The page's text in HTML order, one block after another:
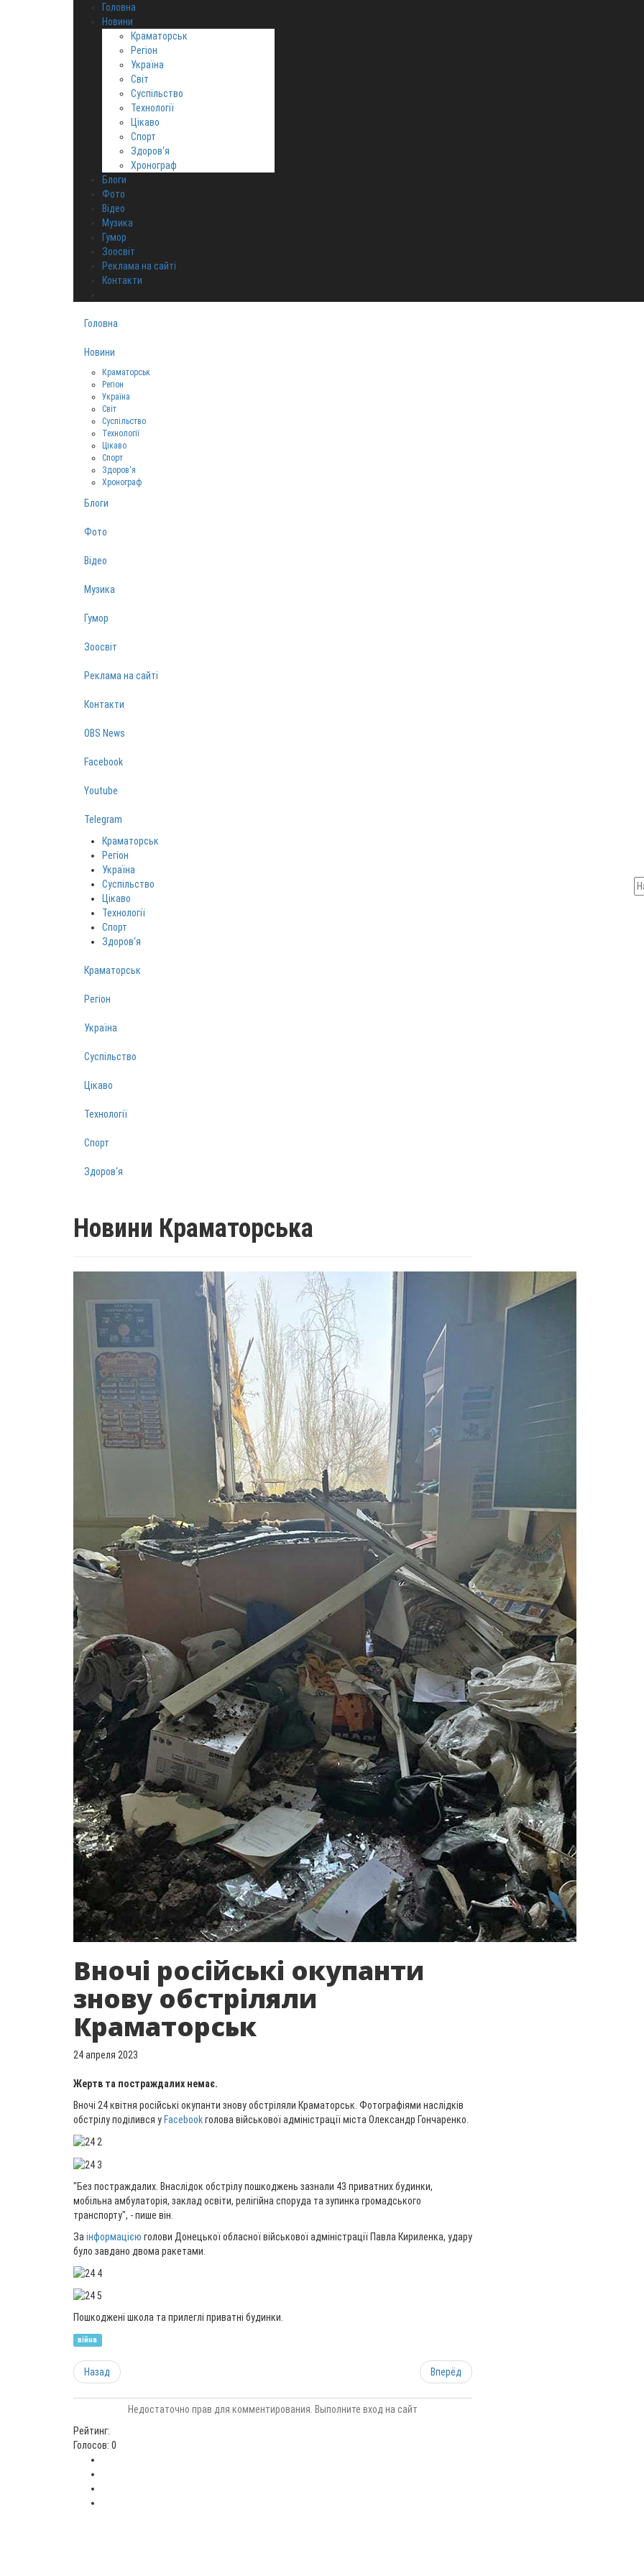
Головна
Новини
Краматорськ
Регіон
Україна
Світ
Суспільство
Технології
Цікаво
Спорт
Здоров‘я
Хронограф
Блоги
Фото
Відео
Музика
Гумор
Зоосвіт
Реклама на сайті
Контакти
Головна
Новини
Краматорськ
Регіон
Україна
Світ
Суспільство
Технології
Цікаво
Спорт
Здоров‘я
Хронограф
Блоги
Фото
Відео
Музика
Гумор
Зоосвіт
Реклама на сайті
Контакти
OBS News
Facebook
Youtube
Telegram
Краматорськ
Регіон
Україна
Суспільство
Цікаво
Технології
Спорт
Здоров‘я
Краматорськ
Регіон
Україна
Суспільство
Цікаво
Технології
Спорт
Здоров‘я
Новини Краматорська
Вночі російські окупанти
знову обстріляли
Краматорськ
24 апреля 2023
Жертв та постраждалих немає.
Вночі 24 квітня російські окупанти знову обстріляли Краматорськ. Фотографіями наслідків
обстрілу поділився у Facebookголова військової адміністрації міста Олександр Гончаренко.
"Без постраждалих. Внаслідок обстрілу пошкоджень зазнали 43 приватних будинки,
мобільна амбулаторія, заклад освіти, релігійна споруда та зупинка громадського
транспорту", - пише він.
За інформацією голови Донецької обласної військової адміністрації Павла Кириленка, удару
було завдано двома ракетами.
Пошкоджені школа та прилеглі приватні будинки.
війна
Назад Вперёд
Недостаточно прав для комментирования. Выполните вход на сайт
Рейтинг:
Голосов: 0